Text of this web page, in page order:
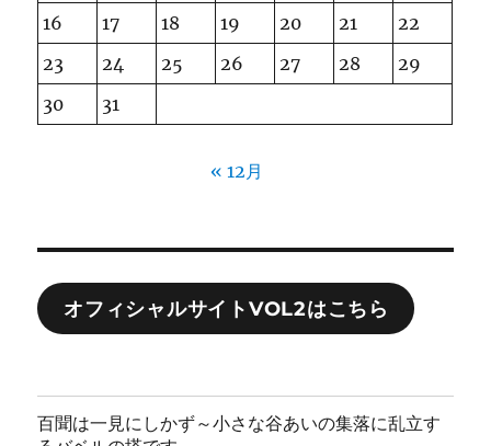
16
17 18 19 20 21
22
23
24 25 26 27 28
29
30
31
« 12月
オフィシャルサイトVOL2はこちら
百聞は一見にしかず～小さな谷あいの集落に乱立す